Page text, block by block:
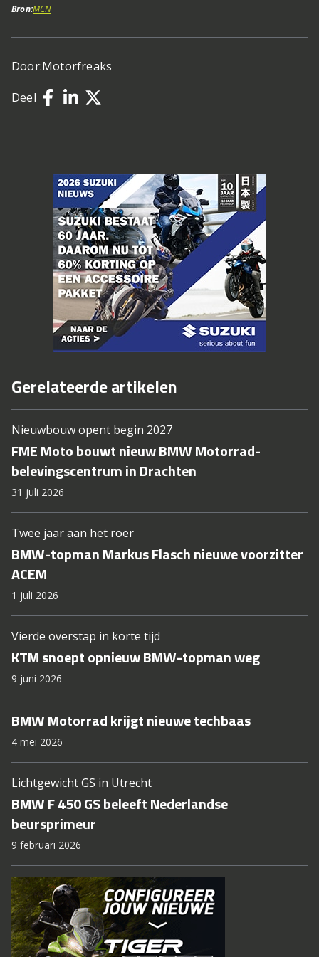
Bron:MCN
Door:Motorfreaks
Deel
Gerelateerde artikelen
Nieuwbouw opent begin 2027
FME Moto bouwt nieuw BMW Motorrad-
belevingscentrum in Drachten
31 juli 2026
Twee jaar aan het roer
BMW-topman Markus Flasch nieuwe voorzitter
ACEM
1 juli 2026
Vierde overstap in korte tijd
KTM snoept opnieuw BMW-topman weg
9 juni 2026
BMW Motorrad krijgt nieuwe techbaas
4 mei 2026
Lichtgewicht GS in Utrecht
BMW F 450 GS beleeft Nederlandse
beursprimeur
9 februari 2026